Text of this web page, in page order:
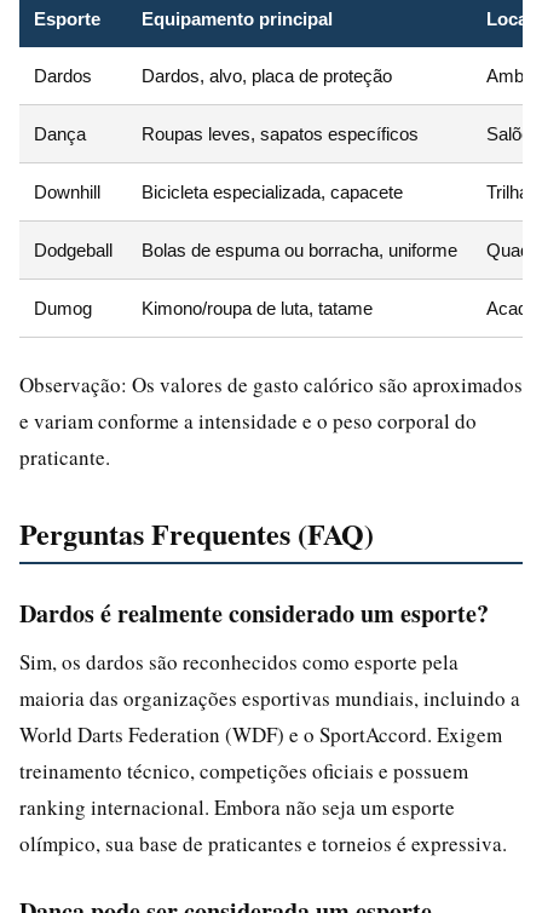
Esporte Equipamento principal Local
Dardos Dardos, alvo, placa de proteção
Dança Roupas leves, sapatos específicos
Downhill Bicicleta especializada, capacete
Dodgeball Bolas de espuma ou borracha, uniforme
Dumog Kimono/roupa de luta, tatame
Observação: Os valores de gasto calórico são aproximados
e variam conforme a intensidade e o peso corporal do
praticante.
Perguntas Frequentes (FAQ)
Dardos é realmente considerado um esporte?
Sim, os dardos são reconhecidos como esporte pela
maioria das organizações esportivas mundiais, incluindo a
World Darts Federation (WDF) e o SportAccord. Exigem
treinamento técnico, competições oficiais e possuem
ranking internacional. Embora não seja um esporte
olímpico, sua base de praticantes e torneios é expressiva.